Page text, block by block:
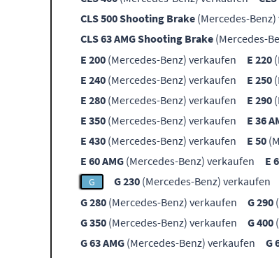
CLS 500 Shooting Brake (Mercedes-
CLS 63 AMG Shooting Brake (Mercedes-
E 200 (Mercedes-Benz) verkaufen E 220
E 240 (Mercedes-Benz) verkaufen E 250
E 280 (Mercedes-Benz) verkaufen E 290
E 350 (Mercedes-Benz) verkaufen E 36
E 430 (Mercedes-Benz) verkaufen E 50
E 60 AMG (Mercedes-Benz) verkaufen E
G G 230 (Mercedes-Benz) verkaufen
G 280 (Mercedes-Benz) verkaufen G 290
G 350 (Mercedes-Benz) verkaufen G 400
G 63 AMG (Mercedes-Benz) verkaufen G